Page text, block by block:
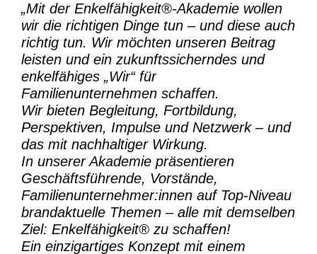
„Mit der Enkelfähigkeit®-Akademiewollen
wir die richtigen Dinge tun – und diese auch
richtig tun. Wir möchten unseren Beitrag
leisten und ein zukunftssicherndes und
enkelfähiges „Wir“ für
Familienunternehmen schaffen.
Wir bieten Begleitung, Fortbildung,
Perspektiven, Impulse und Netzwerk – und
das mit nachhaltiger Wirkung.
In unserer Akademie präsentieren
Geschäftsführende, Vorstände,
Familienunternehmer:innen auf Top-Niveau
brandaktuelle Themen – alle mit demselben
Ziel: Enkelfähigkeit® zu schaffen!
Ein einzigartiges Konzept mit einem